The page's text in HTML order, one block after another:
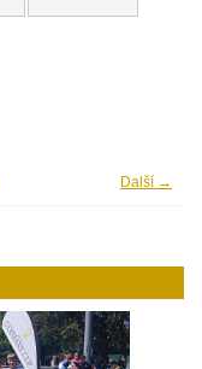
Další →